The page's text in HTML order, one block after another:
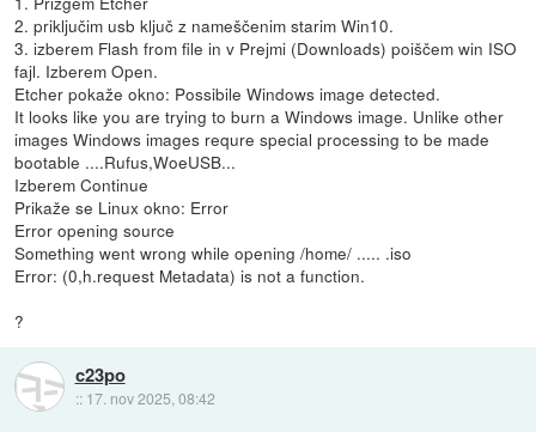
2. priključim usb ključ z nameščenim starim Win10.
3. izberem Flash from file in v Prejmi (Downloads) poiščem win ISO
fajl. Izberem Open.
Etcher pokaže okno: Possibile Windows image detected.
It looks like you are trying to burn a Windows image. Unlike other
images Windows images requre special processing to be made
bootable ....Rufus,WoeUSB...
Izberem Continue
Prikaže se Linux okno: Error
Error opening source
Something went wrong while opening /home/ ..... .iso
Error: (0,h.request Metadata) is not a function.
?
c23po
:: 17. nov 2025, 08:42